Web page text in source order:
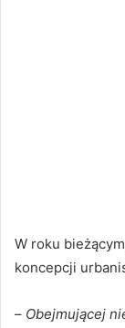
W roku
koncepcji
– Obejmującej